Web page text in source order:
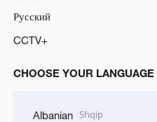
Русский
CCTV+
CHOOSE YOUR LANGUAGE
Albanian Shqip